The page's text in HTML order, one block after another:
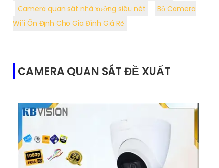
Camera quan sát nhà xưởng siêu nét
Bộ Camera
Wifi Ổn Định Cho Gia Đình Giá Rẻ
CAMERA QUAN SÁT ĐỀ XUẤT